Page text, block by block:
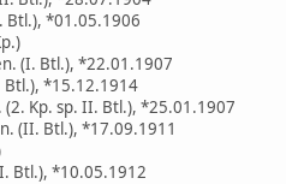
Btl.), *01.05.1906
(I. Btl.), *22.01.1907
Btl.), *15.12.1914
(2. Kp. sp. II. Btl.), *25.01.1907
(II. Btl.), *17.09.1911
Btl.), *10.05.1912